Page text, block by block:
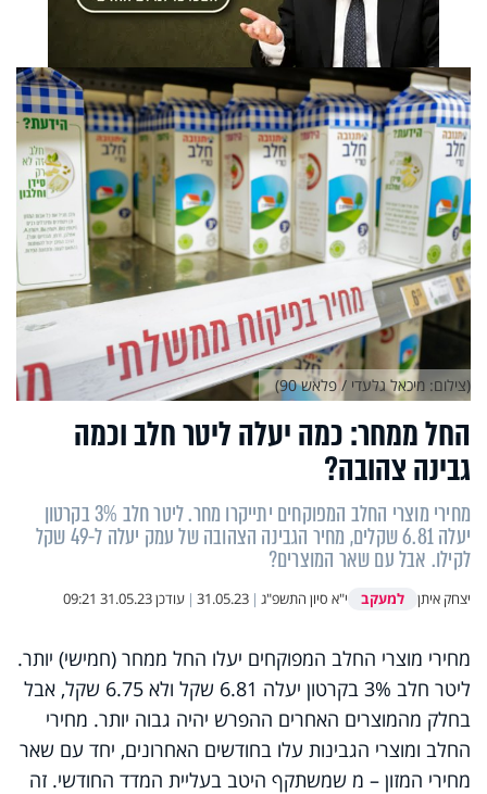
החל ממחר: כמה יעלה ליטר חלב וכמה
גבינה צהובה?
מחירי מוצרי החלב המפוקחים יתייקרו מחר. ליטר חלב 3% בקרטון
יעלה 6.81 שקלים, מחיר הגבינה הצהובה של עמק יעלה ל-49 שקל
לקילו. אבל עם שאר המוצרים?
יצחק איתן למעקב י"א סיון התשפ"ג |
31.05.23
| עודכן31.05.23 09:21
(צילום: מיכאל גלעדי / פלאש 90)
מחירי מוצרי החלב המפוקחים יעלו החל ממחר (חמישי) יותר.
ליטר חלב 3% בקרטון יעלה 6.81 שקל ולא 6.75 שקל, אבל
בחלק מהמוצרים האחרים ההפרש יהיה גבוה יותר. מחירי
החלב ומוצרי הגבינות עלו בחודשים האחרונים, יחד עם שאר
מחירי המזון – מ שמשתקף היטב בעליית המדד החודשי. זה